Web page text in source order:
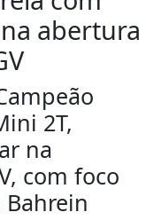
abertura
2T,
na
com foco